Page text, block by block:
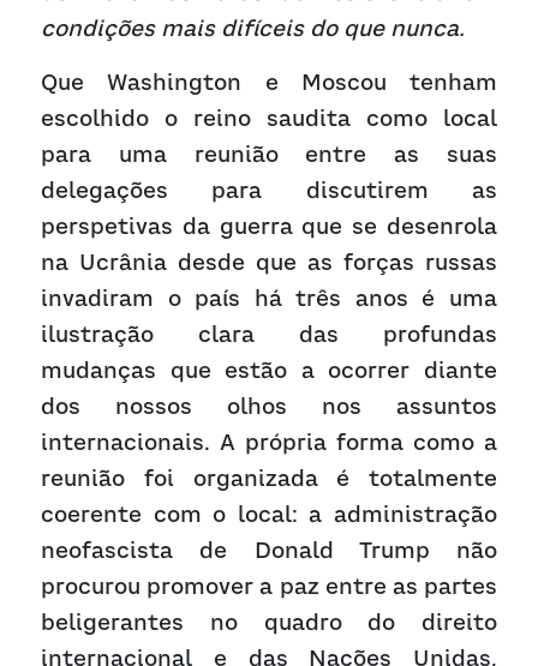
condições mais difíceis do que nunca.
Que Washington e Moscou tenham
escolhido o reino saudita como local
para uma reunião entre as suas
delegações para discutirem as
perspetivas da guerra que se desenrola
na Ucrânia desde que as forças russas
invadiram o país há três anos é uma
ilustração clara das profundas
mudanças que estão a ocorrer diante
dos nossos olhos nos assuntos
internacionais. A própria forma como a
reunião foi organizada é totalmente
coerente com o local: a administração
neofascista de Donald Trump não
procurou promover a paz entre as partes
beligerantes no quadro do direito
internacional e das Nações Unidas,